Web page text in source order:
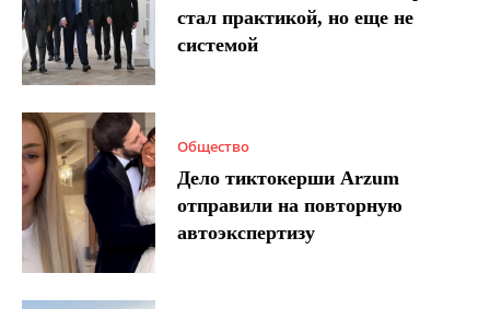
стал практикой, но еще не
системой
Общество
Дело тиктокерши Arzum
отправили на повторную
автоэкспертизу